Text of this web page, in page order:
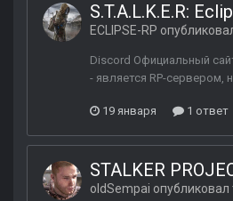
S.T.A.L.K.E.R:
ECLIPSE-RP
Discord Официальный сайт
- является RP-сервером,
19 января 1 ответ
STALKER
oldSempai опубликовал